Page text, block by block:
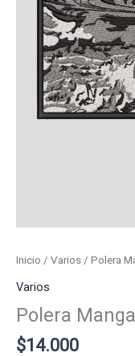
Inicio / Varios / Polera
Varios
Polera
$14.000